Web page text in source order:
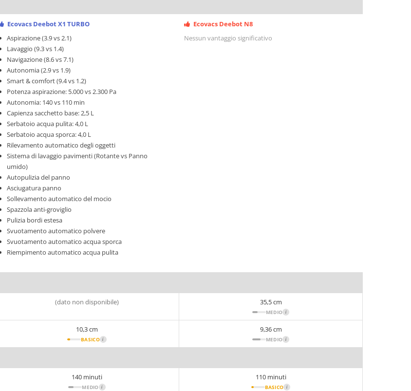
Ecovacs Deebot X1 TURBO
Aspirazione (3.9 vs 2.1)
Lavaggio (9.3 vs 1.4)
Navigazione (8.6 vs 7.1)
Autonomia (2.9 vs 1.9)
Smart & comfort (9.4 vs 1.2)
Potenza aspirazione: 5.000 vs 2.300 Pa
Autonomia: 140 vs 110 min
Capienza sacchetto base: 2,5 L
Serbatoio acqua pulita: 4,0 L
Serbatoio acqua sporca: 4,0 L
Rilevamento automatico degli oggetti
Sistema di lavaggio pavimenti (Rotante vs Panno
umido)
Autopulizia del panno
Asciugatura panno
Sollevamento automatico del mocio
Spazzola anti-groviglio
Pulizia bordi estesa
Svuotamento automatico polvere
Svuotamento automatico acqua sporca
Riempimento automatico acqua pulita
Ecovacs Deebot N8
Nessun vantaggio significativo
(dato non disponibile) 35,5 cm
MEDIO i
10,3 cm
BASICO i
9,36 cm
MEDIO i
140 minuti
MEDIO i
110 minuti
BASICO i